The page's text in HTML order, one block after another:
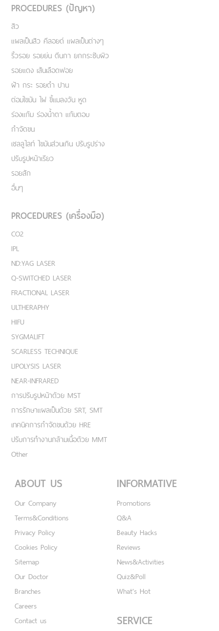
PROCEDURES (ปัญหา)
สิว
แผลเป็นสิว คีลอยด์ แผลเป็นต่างๆ
ริ้วรอย รอยย่น ตีนกา ยกกระชับผิว
รอยแดง เส้นเลือดฟอย
ฝ้า กระ รอยดำ ปาน
ต่อมไขมัน ไฝ ขี้แมลงวัน หูด
ร่องแก้ม ร่องน้ำตา แก้มตอบ
กำจัดขน
เชลลูไลท์ ไขมันส่วนเกิน ปรับรูปร่าง
ปรับรูปหน้าเรียว
รอยสัก
อื่นๆ
PROCEDURES (เครื่องมือ)
CO2
IPL
ND:YAG LASER
Q-SWITCHED LASER
FRACTIONAL LASER
ULTHERAPHY
HIFU
SYGMALIFT
SCARLESS TECHNIQUE
LIPOLYSIS LASER
NEAR-INFRARED
การปรับรูปหน้าด้วย MST
การรักษาแผลเป็นด้วย SRT, SMT
เทคนิคการกำจัดขนด้วย HRE
ปรับการทำงานกล้ามเนื้อด้วย MMT
Other
ABOUT US
Our Company
Terms&Conditions
Privacy Policy
Cookies Policy
Sitemap
Our Doctor
Branches
Careers
Contact us
INFORMATIVE
Promotions
Q&A
Beauty Hacks
Reviews
News&Activities
Quiz&Poll
What's Hot
SERVICE